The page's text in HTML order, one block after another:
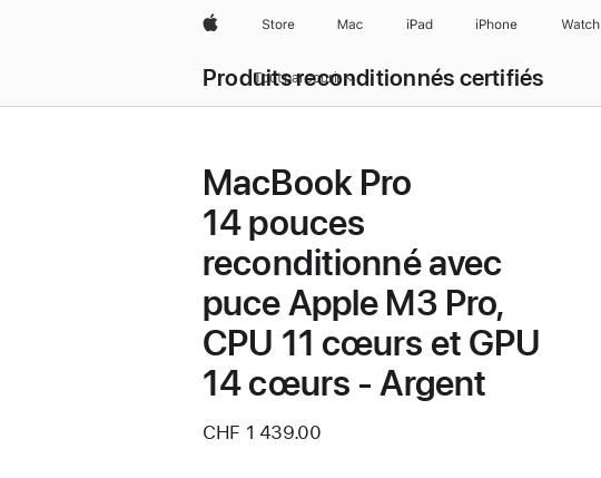
AppleStore Mac iPad iPhone Watch
Produits reconditionnés certifiés
Tout parcourir
MacBook Pro
14 pouces
reconditionné avec
puce Apple M3 Pro,
CPU 11 cœurs et GPU
14 cœurs - Argent
CHF 1 439.00